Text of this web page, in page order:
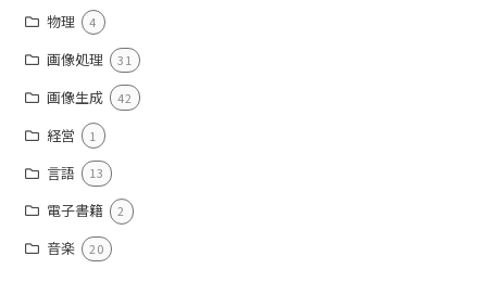
物理 4
画像処理 31
画像生成 42
経営 1
言語 13
電子書籍 2
音楽 20